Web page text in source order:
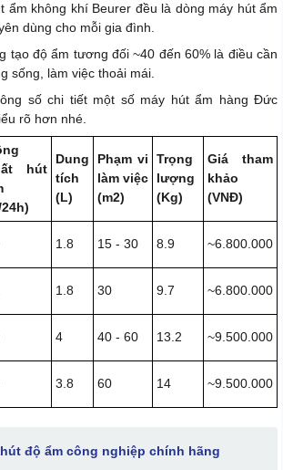
ẩm không khí Beurer đều là dòng máy hút ẩm
dùng cho mỗi gia đình.
tạo độ ẩm tương đối ~40 đến 60% là điều cần
sống, làm việc thoải mái.
số chi tiết một số máy hút ẩm hàng Đức
rõ hơn nhé.
hút
Dung
tích
(L)
Phạm vi
làm việc
(m2)
Trọng
lượng
(Kg)
Giá tham
khảo
(VNĐ)
1.8 15 - 30 8.9 ~6.800.000
1.8 30 9.7 ~6.800.000
4 40 - 60 13.2 ~9.500.000
3.8 60 14 ~9.500.000
độ ẩm công nghiệp chính hãng